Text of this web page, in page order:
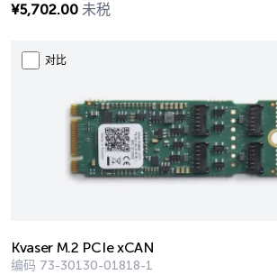
¥5,702.00 未税
对比
Kvaser M.2 PCIe xCAN
编码 73-30130-01818-1